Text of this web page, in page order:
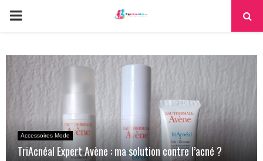
PRIMARY
Accessoires Mode
TriAcnéal Expert Avène : ma solution contre l’acné ?